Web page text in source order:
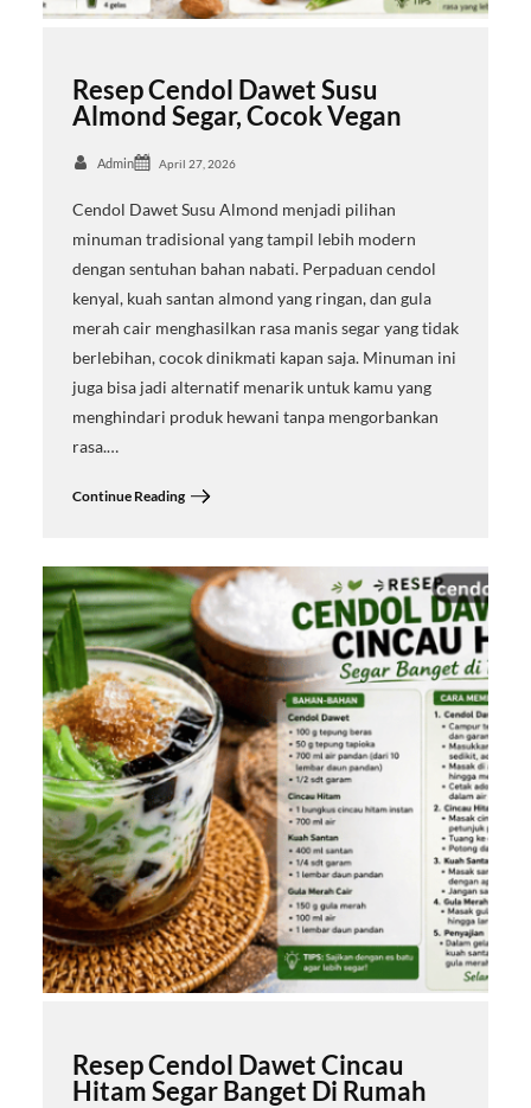
Resep Cendol Dawet Susu
Almond Segar, Cocok Vegan
Admin April 27, 2026
Cendol Dawet Susu Almond menjadi pilihan
minuman tradisional yang tampil lebih modern
dengan sentuhan bahan nabati. Perpaduan cendol
kenyal, kuah santan almond yang ringan, dan gula
merah cair menghasilkan rasa manis segar yang tidak
berlebihan, cocok dinikmati kapan saja. Minuman ini
juga bisa jadi alternatif menarik untuk kamu yang
menghindari produk hewani tanpa mengorbankan
rasa.…
Continue Reading
Resep Cendol Dawet Cincau
Hitam Segar Banget Di Rumah